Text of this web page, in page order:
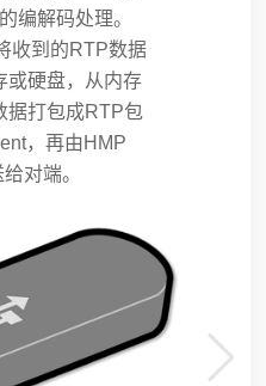
编解码处理。
收到的RTP数据
或硬盘，从内存
据打包成RTP包
，再由HMP
对端。